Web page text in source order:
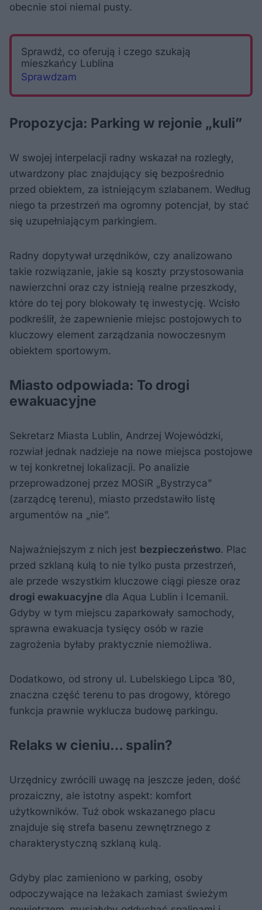
obecnie stoi niemal pusty.
Sprawdź, co oferują i czego szukają
mieszkańcy Lublina
Sprawdzam
Propozycja: Parking w rejonie „kuli”
W swojej interpelacji radny wskazał na rozległy,
utwardzony plac znajdujący się bezpośrednio
przed obiektem, za istniejącym szlabanem. Według
niego ta przestrzeń ma ogromny potencjał, by stać
się uzupełniającym parkingiem.
Radny dopytywał urzędników, czy analizowano
takie rozwiązanie, jakie są koszty przystosowania
nawierzchni oraz czy istnieją realne przeszkody,
które do tej pory blokowały tę inwestycję. Wcisło
podkreślił, że zapewnienie miejsc postojowych to
kluczowy element zarządzania nowoczesnym
obiektem sportowym.
Miasto odpowiada: To drogi
ewakuacyjne
Sekretarz Miasta Lublin, Andrzej Wojewódzki,
rozwiał jednak nadzieje na nowe miejsca postojowe
w tej konkretnej lokalizacji. Po analizie
przeprowadzonej przez MOSiR „Bystrzyca”
(zarządcę terenu), miasto przedstawiło listę
argumentów na „nie”.
Najważniejszym z nich jest bezpieczeństwo. Plac
przed szklaną kulą to nie tylko pusta przestrzeń,
ale przede wszystkim kluczowe ciągi piesze oraz
drogi ewakuacyjne dla Aqua Lublin i Icemanii.
Gdyby w tym miejscu zaparkowały samochody,
sprawna ewakuacja tysięcy osób w razie
zagrożenia byłaby praktycznie niemożliwa.
Dodatkowo, od strony ul. Lubelskiego Lipca ’80,
znaczna część terenu to pas drogowy, którego
funkcja prawnie wyklucza budowę parkingu.
Relaks w cieniu… spalin?
Urzędnicy zwrócili uwagę na jeszcze jeden, dość
prozaiczny, ale istotny aspekt: komfort
użytkowników. Tuż obok wskazanego placu
znajduje się strefa basenu zewnętrznego z
charakterystyczną szklaną kulą.
Gdyby plac zamieniono w parking, osoby
odpoczywające na leżakach zamiast świeżym